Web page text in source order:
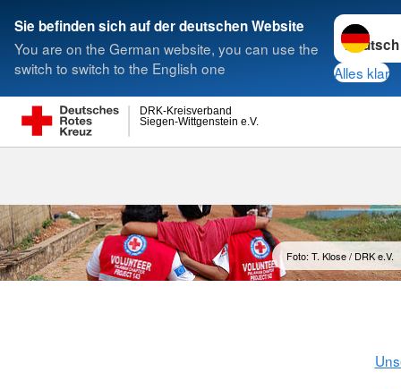
Sie befinden sich auf der deutschen Website
You are on the German website, you can use the
switch to switch to the English one
Sprache
Alles klar
Siegen-Wittgenstein e.V.
DRK-Kreisverband
Suche
Foto: T. Klose / DRK e.V.